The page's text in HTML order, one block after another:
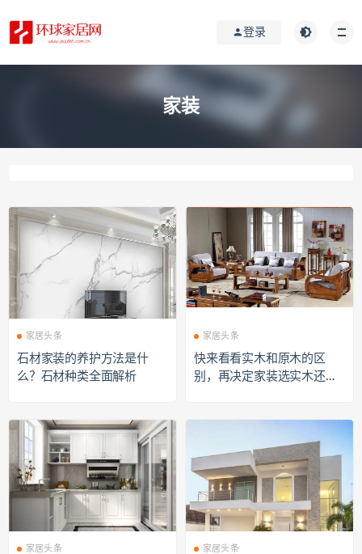
登录
家装
家居头条
石材家装的养护方法是什
么？石材种类全面解析
家居头条
快来看看实木和原木的区
别，再决定家装选实木还是
家居头条 家居头条